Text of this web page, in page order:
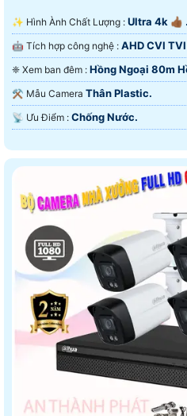
✨ Hình Ành Chất Lượng : Ultra 4k 👍🏾 .
🤖️ Tích hợp công nghệ : AHD CVI
❈ Xem ban đêm : Hồng Ngoại 80m
⚒ Mẫu Camera Thân Plastic.
️📡 Ưu Điểm : Chống Nước.